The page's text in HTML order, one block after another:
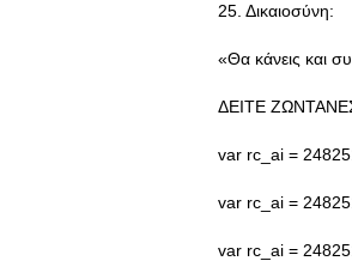
25. Δικαιοσύνη:
«Θα κάνεις και
ΔΕΙΤΕ
var rc_ai =
var rc_ai =
var rc_ai =